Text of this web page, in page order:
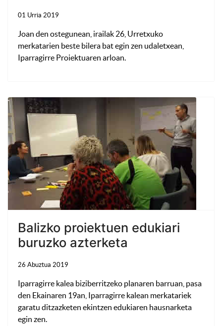
01 Urria 2019
Joan den ostegunean, irailak 26, Urretxuko
merkatarien beste bilera bat egin zen udaletxean,
Iparragirre Proiektuaren arloan.
Balizko proiektuen edukiari
buruzko azterketa
26 Abuztua 2019
Iparragirre kalea biziberritzeko planaren barruan, pasa
den Ekainaren 19an, Iparragirre kalean merkatariek
garatu ditzazketen ekintzen edukiaren hausnarketa
egin zen.